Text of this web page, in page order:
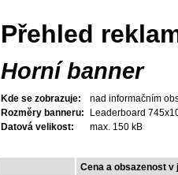
Přehled
Horní banner
Kde se zobrazuje:
nad informačním
Rozměry banneru:
Leaderboard
Datová velikost:
max. 150 kB
Cena a obsazenost